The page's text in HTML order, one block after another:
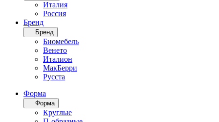
Италия
Россия
Бренд
Бренд
Биомебель
Венето
Италион
МакБерри
Русста
Форма
Форма
Круглые